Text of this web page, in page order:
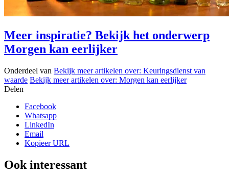
Meer inspiratie? Bekijk het onderwerp
Morgen kan eerlijker
Onderdeel van Bekijk meer artikelen over: Keuringsdienst van
waarde Bekijk meer artikelen over: Morgen kan eerlijker
Delen
Facebook
Whatsapp
LinkedIn
Email
Kopieer URL
Ook interessant